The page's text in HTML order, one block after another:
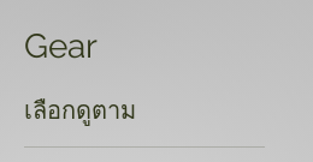
Gear
เลือกดูตาม